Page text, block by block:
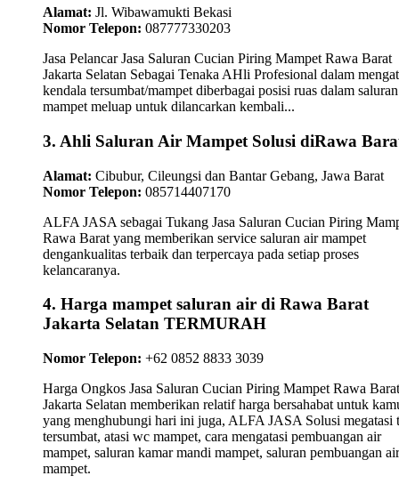
Alamat: Jl. Wibawamukti Bekasi
Nomor Telepon: 087777330203
Jasa Pelancar Jasa Saluran Cucian Piring Mampet Rawa Barat
Jakarta Selatan Sebagai Tenaka AHli Profesional dalam
kendala tersumbat/mampet diberbagai posisi ruas dalam
mampet meluap untuk dilancarkan kembali...
3. Ahli Saluran Air Mampet Solusi diRawa
Alamat: Cibubur, Cileungsi dan Bantar Gebang, Jawa Barat
Nomor Telepon: 085714407170
ALFA JASA sebagai Tukang Jasa Saluran Cucian Piring
Rawa Barat yang memberikan service saluran air mampet
dengankualitas terbaik dan terpercaya pada setiap proses
kelancaranya.
4. Harga mampet saluran air di Rawa Barat
Jakarta Selatan TERMURAH
Nomor Telepon: +62 0852 8833 3039
Harga Ongkos Jasa Saluran Cucian Piring Mampet Rawa Barat
Jakarta Selatan memberikan relatif harga bersahabat untuk
yang menghubungi hari ini juga, ALFA JASA Solusi megatasi
tersumbat, atasi wc mampet, cara mengatasi pembuangan air
mampet, saluran kamar mandi mampet, saluran pembuangan air
mampet.